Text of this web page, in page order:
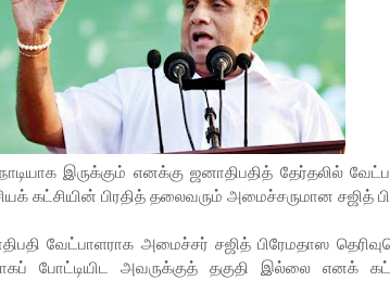
இருக்கும் எனக்கு ஜனாதிபதித் தேர்தலில்
கட்சியின் பிரதித் தலைவரும் அமைச்சருமான சஜித்
வேட்பாளராக அமைச்சர் சஜித் பிரேமதாஸ
போட்டியிட அவருக்குத் தகுதி இல்லை எனக்